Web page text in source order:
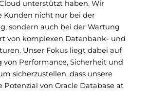
unterstützt haben. Wir
Kunden nicht nur bei der
sondern auch bei der Wartung
von komplexen Datenbank- und
Unser Fokus liegt dabei auf
Performance, Sicherheit und
sicherzustellen, dass unsere
Potenzial von Oracle Database at